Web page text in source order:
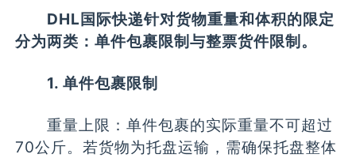
DHL国际快递针对货物重量和体积的限定
分为两类：单件包裹限制与整票货件限制。
1. 单件包裹限制
重量上限：单件包裹的实际重量不可超过
70公斤。若货物为托盘运输，需确保托盘整体